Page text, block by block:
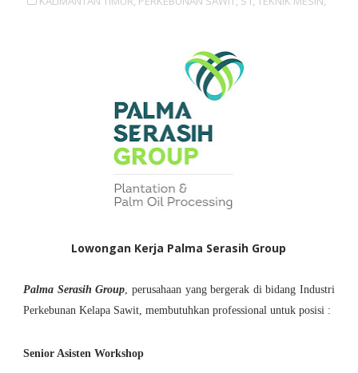
Lowongan Kerja Palma Serasih Group
Palma Serasih Group, perusahaan yang bergerak di bidang Industri
Perkebunan Kelapa Sawit, membutuhkan professional untuk posisi :
Senior Asisten Workshop